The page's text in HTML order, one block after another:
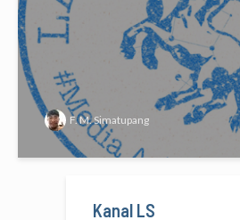
F. M. Simatupang
Kanal LS